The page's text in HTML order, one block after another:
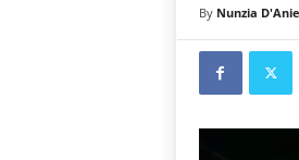
By Nunzia